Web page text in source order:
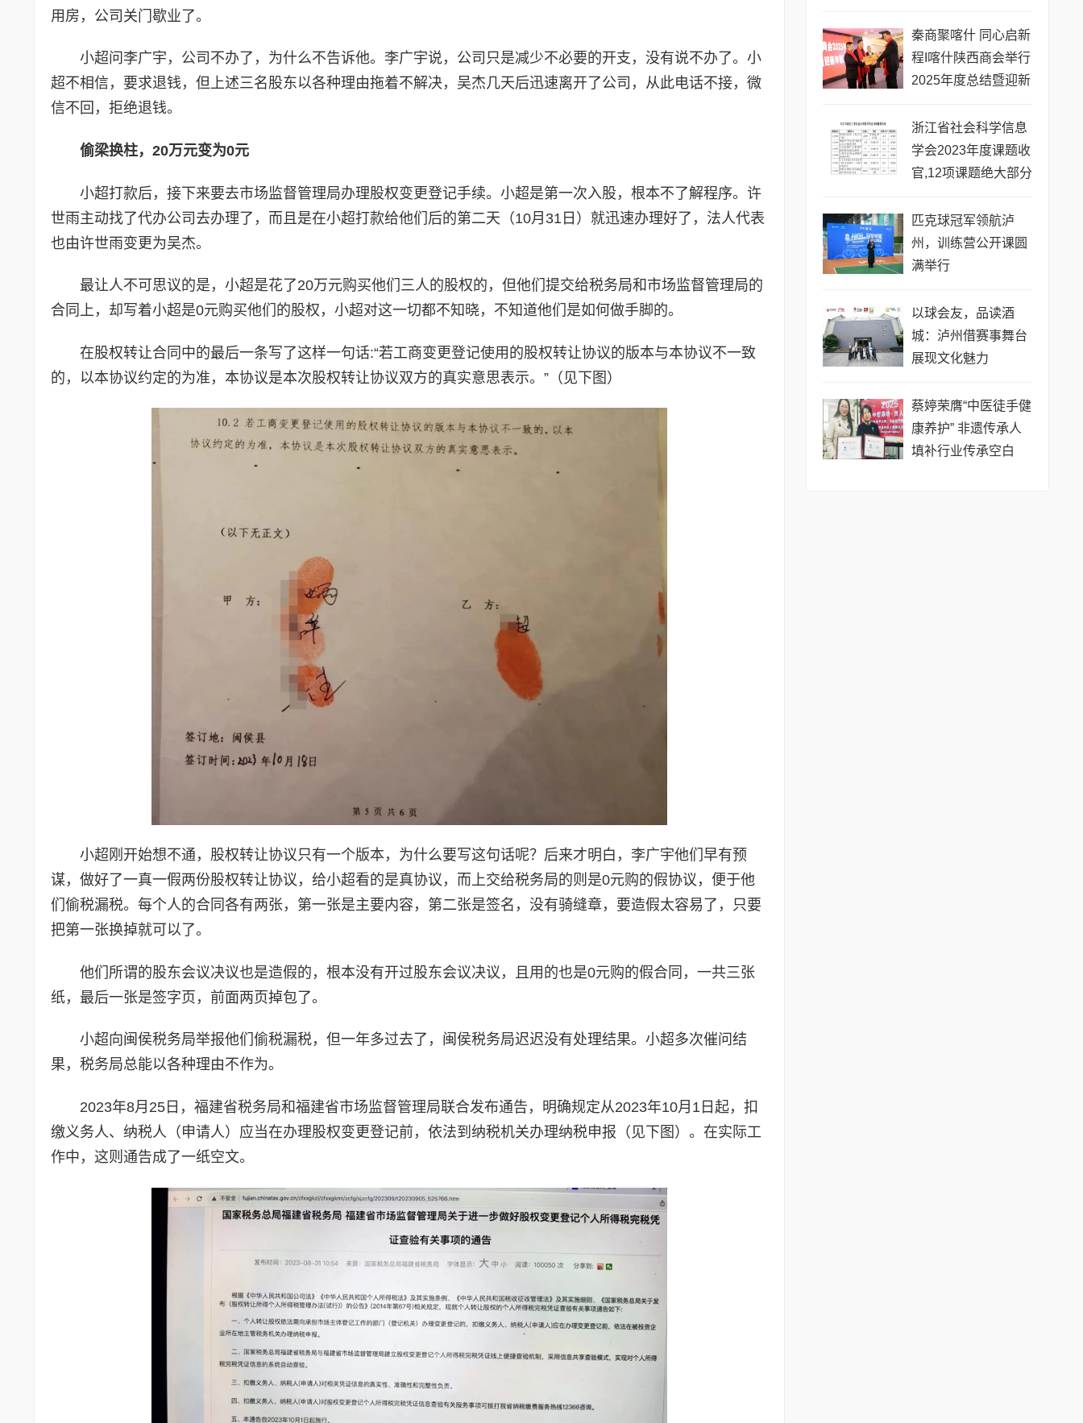
用房，公司关门歇业了。
小超问李广宇，公司不办了，为什么不告诉他。李广宇说，公司只是减少不必要的开支，没有说不办了。小
超不相信，要求退钱，但上述三名股东以各种理由拖着不解决，吴杰几天后迅速离开了公司，从此电话不接，微
信不回，拒绝退钱。
偷梁换柱，20万元变为0元
小超打款后，接下来要去市场监督管理局办理股权变更登记手续。小超是第一次入股，根本不了解程序。许
世雨主动找了代办公司去办理了，而且是在小超打款给他们后的第二天（10月31日）就迅速办理好了，法人代表
也由许世雨变更为吴杰。
最让人不可思议的是，小超是花了20万元购买他们三人的股权的，但他们提交给税务局和市场监督管理局的
合同上，却写着小超是0元购买他们的股权，小超对这一切都不知晓，不知道他们是如何做手脚的。
在股权转让合同中的最后一条写了这样一句话:“若工商变更登记使用的股权转让协议的版本与本协议不一致
的，以本协议约定的为准，本协议是本次股权转让协议双方的真实意思表示。”（见下图）
小超刚开始想不通，股权转让协议只有一个版本，为什么要写这句话呢？后来才明白，李广宇他们早有预
谋，做好了一真一假两份股权转让协议，给小超看的是真协议，而上交给税务局的则是0元购的假协议，便于他
们偷税漏税。每个人的合同各有两张，第一张是主要内容，第二张是签名，没有骑缝章，要造假太容易了，只要
把第一张换掉就可以了。
他们所谓的股东会议决议也是造假的，根本没有开过股东会议决议，且用的也是0元购的假合同，一共三张
纸，最后一张是签字页，前面两页掉包了。
小超向闽侯税务局举报他们偷税漏税，但一年多过去了，闽侯税务局迟迟没有处理结果。小超多次催问结
果，税务局总能以各种理由不作为。
2023年8月25日，福建省税务局和福建省市场监督管理局联合发布通告，明确规定从2023年10月1日起，扣
缴义务人、纳税人（申请人）应当在办理股权变更登记前，依法到纳税机关办理纳税申报（见下图）。在实际工
作中，这则通告成了一纸空文。
秦商聚喀什 同心启新
程I喀什陕西商会举行
2025年度总结暨迎新
浙江省社会科学信息
学会2023年度课题收
官,12项课题绝大部分
匹克球冠军领航泸
州，训练营公开课圆
满举行
以球会友，品读酒
城：泸州借赛事舞台
展现文化魅力
蔡婷荣膺“中医徒手健
康养护” 非遗传承人
填补行业传承空白